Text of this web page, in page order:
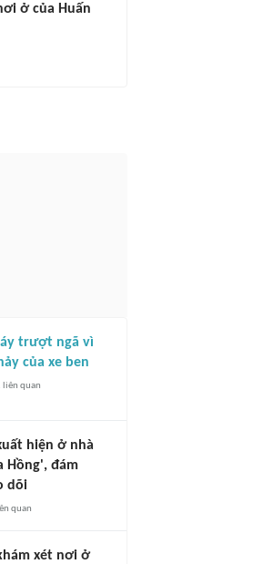
ở của Huấn
trượt ngã vì
của xe ben
liên quan
hiện ở nhà
Hồng', đám
dõi
quan
xét nơi ở